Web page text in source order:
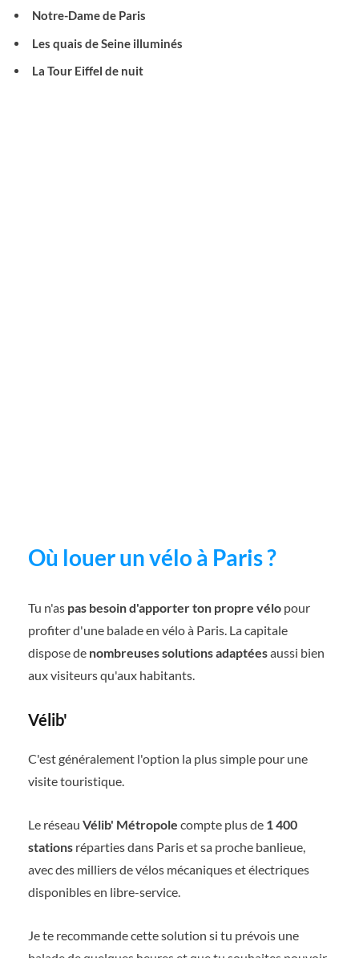
Notre-Dame de Paris
Les quais de Seine illuminés
La Tour Eiffel de nuit
Où louer un vélo à Paris ?
Tu n'as pas besoin d'apporter ton propre vélo pour
profiter d'une balade en vélo à Paris. La capitale
dispose de nombreuses solutions adaptéesaussi bien
aux visiteurs qu'aux habitants.
Vélib'
C'est généralement l'option la plus simple pour une
visite touristique.
Le réseau Vélib' Métropole compte plus de 1 400
stations réparties dans Paris et sa proche banlieue,
avec des milliers de vélos mécaniques et électriques
disponibles en libre-service.
Je te recommande cette solution si tu prévois une